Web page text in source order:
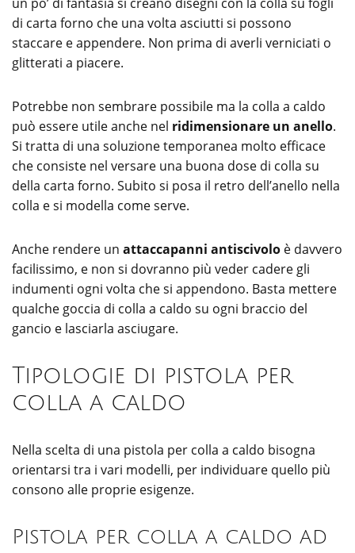
un po’ di fantasia si creano disegni con la colla su fogli
di carta forno che una volta asciutti si possono
staccare e appendere. Non prima di averli verniciati o
glitterati a piacere.
Potrebbe non sembrare possibile ma la colla a caldo
può essere utile anche nel ridimensionare un anello.
Si tratta di una soluzione temporanea molto efficace
che consiste nel versare una buona dose di colla su
della carta forno. Subito si posa il retro dell’anello nella
colla e si modella come serve.
Anche rendere un attaccapanni antiscivolo è davvero
facilissimo, e non si dovranno più veder cadere gli
indumenti ogni volta che si appendono. Basta mettere
qualche goccia di colla a caldo su ogni braccio del
gancio e lasciarla asciugare.
Tipologie di pistola per
colla a caldo
Nella scelta di una pistola per colla a caldo bisogna
orientarsi tra i vari modelli, per individuare quello più
consono alle proprie esigenze.
Pistola per colla a caldo ad